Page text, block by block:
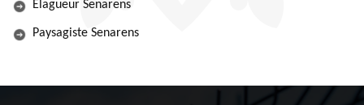
Elagueur Senarens
Paysagiste Senarens